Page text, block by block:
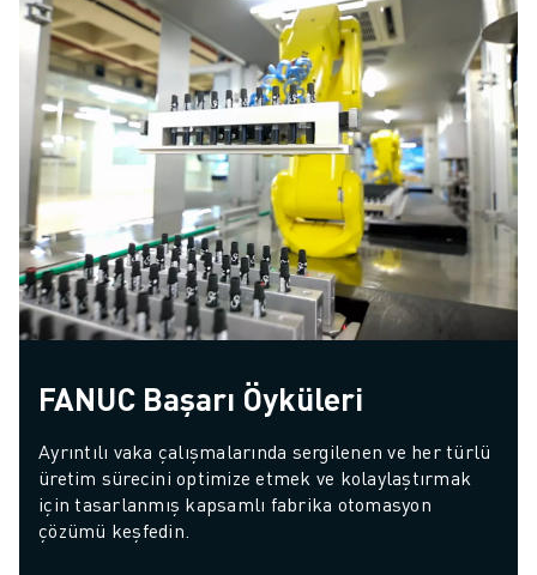
FANUC Başarı Öyküleri
Ayrıntılı vaka çalışmalarında sergilenen ve her türlü
üretim sürecini optimize etmek ve kolaylaştırmak
için tasarlanmış kapsamlı fabrika otomasyon
çözümü keşfedin.